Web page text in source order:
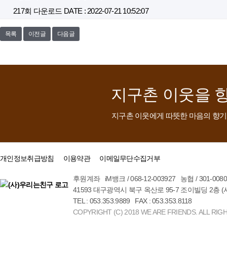
217회 다운로드 DATE : 2022-07-21 10:52:07
목록 이전글 다음글
지구촌 이웃을
지구촌 이웃에게 따뜻한 마음의 향
개인정보취급방침 이용약관 이메일무단수집거부
후원계좌 iM뱅크 / 068-12-003927 농협 / 301-
41593 대구광역시 북구 옥산로 95-7 조이빌딩 2층 (
TEL : 053.353.9889 FAX : 053.353.8118
COPYRIGHT (C) 2018 WE ARE FRIENDS. ALL